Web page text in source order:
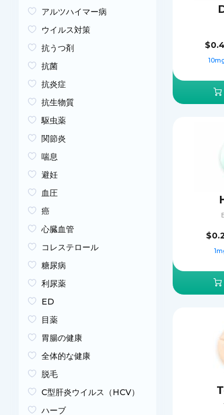
アルツハイマー病
ウイルス対策
抗うつ剤
抗菌
抗炎症
抗生物質
駆虫薬
関節炎
喘息
避妊
血圧
癌
心臓血管
コレステロール
糖尿病
利尿薬
ED
目薬
胃腸の健康
全体的な健康
脱毛
C型肝炎ウイルス（HCV）
ハーブ